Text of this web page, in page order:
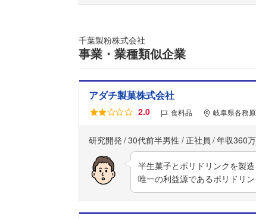
千葉製粉株式会社
事業・業種類似企業
アダチ製菓株式会社
2.0 食料品 岐阜県各務
研究開発 30代前半男性 正社員 年収360
半生菓子とポリドリンクを製
唯一の利益源であるポリドリ